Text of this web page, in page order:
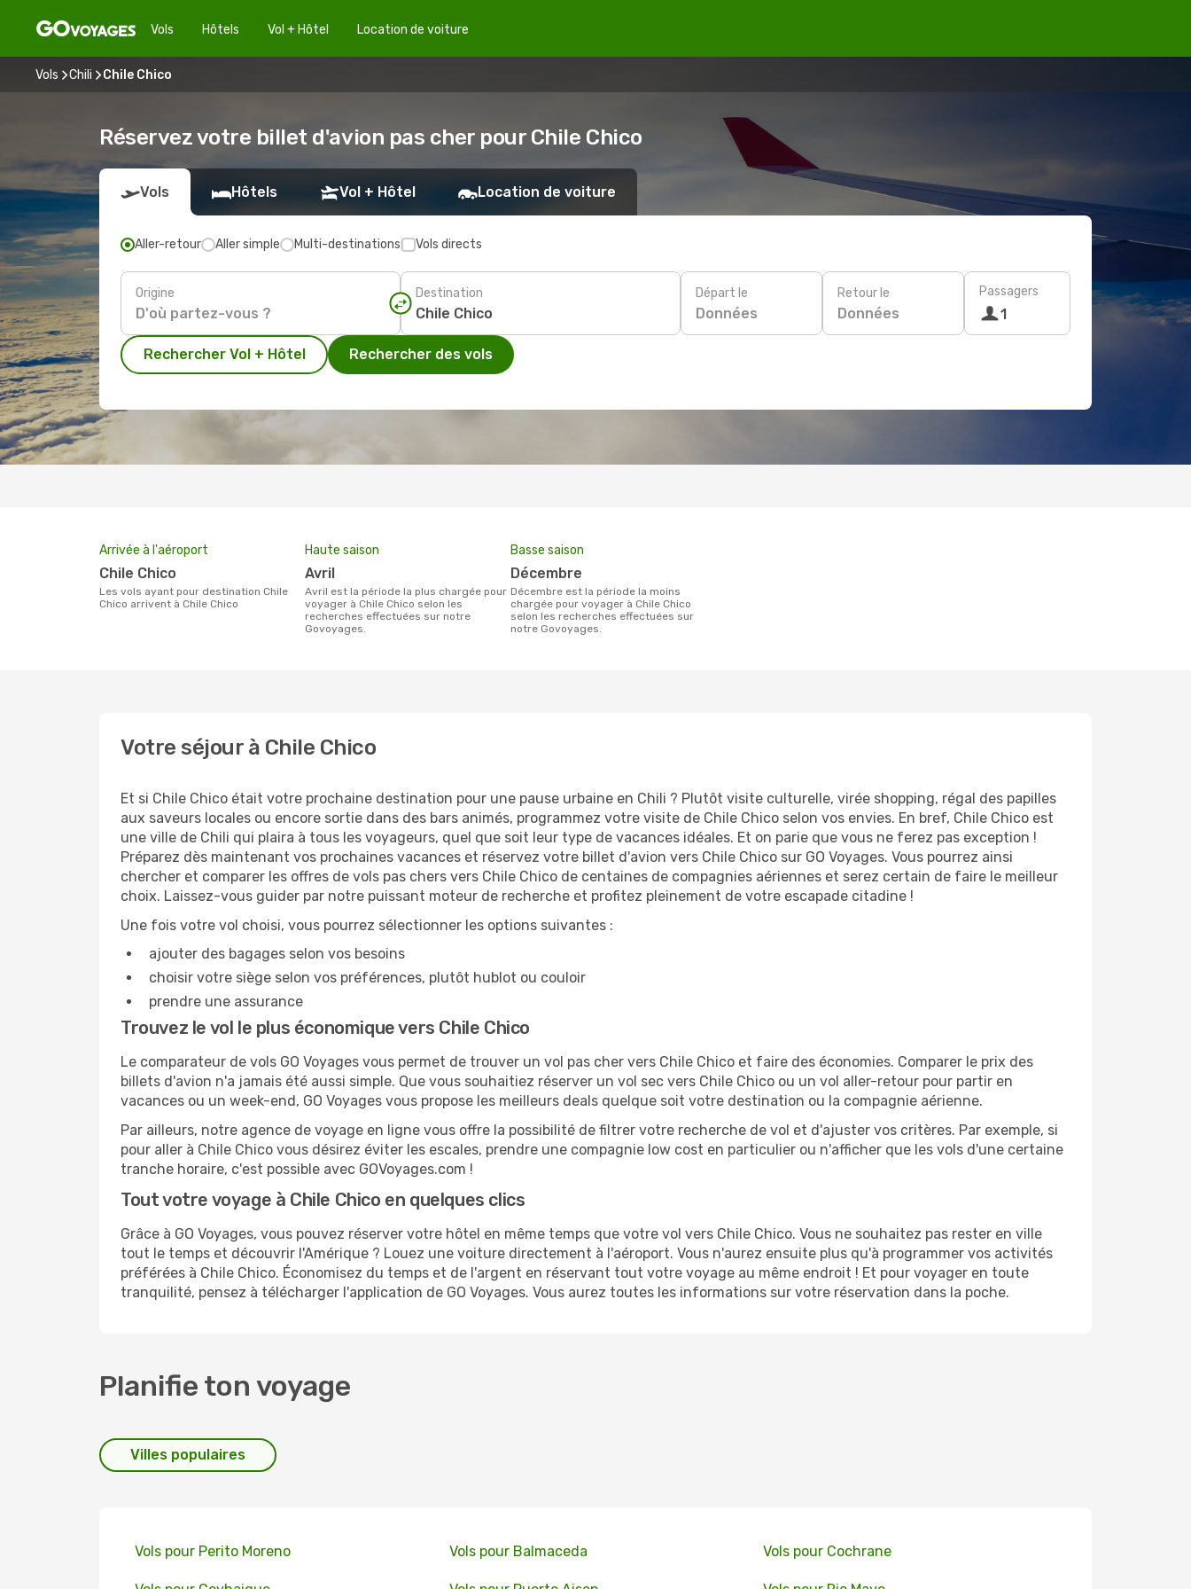
Vols Hôtels Vol + Hôtel Location de voiture
Vols Chili Chile Chico
Réservez votre billet d'avion pas cher pour Chile Chico
Vols Hôtels Vol + Hôtel Location de voiture
Aller-retour Aller simple Multi-destinations Vols directs
Origine Destination Départ le
Données
Retour le
Données
Passagers
1
Rechercher Vol + Hôtel Rechercher des vols
Arrivée à l'aéroport
Chile Chico
Les vols ayant pour destination Chile
Chico arrivent à Chile Chico
Haute saison
avril
avril est la période la plus chargée pour
voyager à Chile Chico selon les
recherches effectuées sur notre
Govoyages.
Basse saison
décembre
décembre est la période la moins
chargée pour voyager à Chile Chico
selon les recherches effectuées sur
notre Govoyages.
Votre séjour à Chile Chico
Et si Chile Chico était votre prochaine destination pour une pause urbaine en Chili ? Plutôt visite culturelle, virée shopping, régal des papilles
aux saveurs locales ou encore sortie dans des bars animés, programmez votre visite de Chile Chico selon vos envies. En bref, Chile Chico est
une ville de Chili qui plaira à tous les voyageurs, quel que soit leur type de vacances idéales. Et on parie que vous ne ferez pas exception !
Préparez dès maintenant vos prochaines vacances et réservez votre billet d'avion vers Chile Chico sur GO Voyages. Vous pourrez ainsi
chercher et comparer les offres de vols pas chers vers Chile Chico de centaines de compagnies aériennes et serez certain de faire le meilleur
choix. Laissez-vous guider par notre puissant moteur de recherche et profitez pleinement de votre escapade citadine !
Une fois votre vol choisi, vous pourrez sélectionner les options suivantes :
ajouter des bagages selon vos besoins
choisir votre siège selon vos préférences, plutôt hublot ou couloir
prendre une assurance
Trouvez le vol le plus économique vers Chile Chico
Le comparateur de vols GO Voyages vous permet de trouver un vol pas cher vers Chile Chico et faire des économies. Comparer le prix des
billets d'avion n'a jamais été aussi simple. Que vous souhaitiez réserver un vol sec vers Chile Chico ou un vol aller-retour pour partir en
vacances ou un week-end, GO Voyages vous propose les meilleurs deals quelque soit votre destination ou la compagnie aérienne.
Par ailleurs, notre agence de voyage en ligne vous offre la possibilité de filtrer votre recherche de vol et d'ajuster vos critères. Par exemple, si
pour aller à Chile Chico vous désirez éviter les escales, prendre une compagnie low cost en particulier ou n'afficher que les vols d'une certaine
tranche horaire, c'est possible avec GOVoyages.com !
Tout votre voyage à Chile Chico en quelques clics
Grâce à GO Voyages, vous pouvez réserver votre hôtel en même temps que votre vol vers Chile Chico. Vous ne souhaitez pas rester en ville
tout le temps et découvrir l'Amérique ? Louez une voiture directement à l'aéroport. Vous n'aurez ensuite plus qu'à programmer vos activités
préférées à Chile Chico. Économisez du temps et de l'argent en réservant tout votre voyage au même endroit ! Et pour voyager en toute
tranquilité, pensez à télécharger l'application de GO Voyages. Vous aurez toutes les informations sur votre réservation dans la poche.
Planifie ton voyage
Villes populaires
Vols pour Perito Moreno Vols pour Balmaceda Vols pour Cochrane